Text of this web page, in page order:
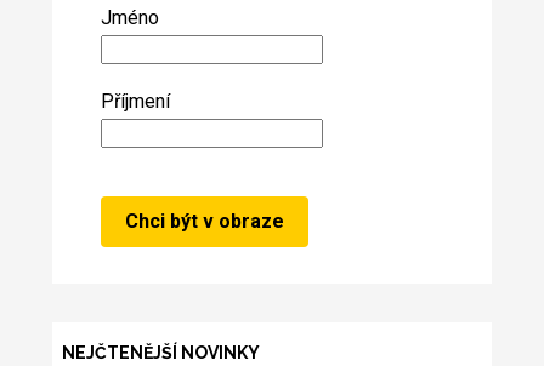
Jméno
Příjmení
NEJČTENĚJŠÍ NOVINKY